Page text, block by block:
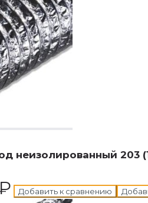
неизолированный 203
Добавить к сравнению